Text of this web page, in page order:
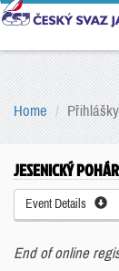
Home Přihlášky
JESENICKÝ POHÁR
Event Details
End of online